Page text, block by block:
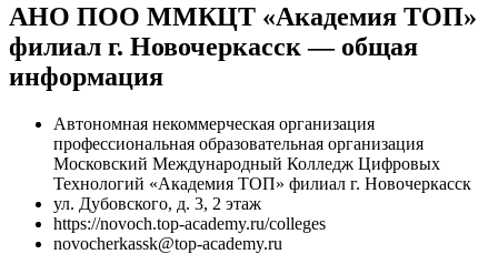
АНО ПОО ММКЦТ «Академия ТОП»
филиал г. Новочеркасск — общая
информация
Автономная некоммерческая организация
профессиональная образовательная организация
Московский Международный Колледж Цифровых
Технологий «Академия ТОП» филиал г. Новочеркасск
ул. Дубовского, д. 3, 2 этаж
https://novoch.top-academy.ru/colleges
novocherkassk@top-academy.ru